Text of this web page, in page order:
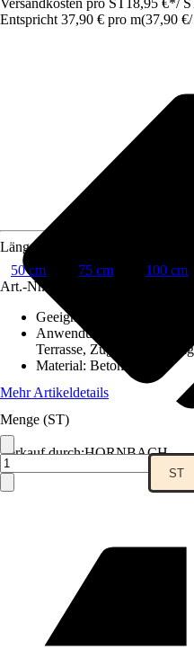
Versandkosten pro ST18,95 €*/
Entspricht 37,90 € pro m(37,90 €/
Verkauf durch:HORNBACH
Länge
50 cm
75 cm 100 cm
Art.-Nr.
Geeignet für
Einfassung,
Anwendungsbereich
Terrasse, Zugangsweg/
Material: Beton
Mehr Artikeldetails
Menge (ST)
ST